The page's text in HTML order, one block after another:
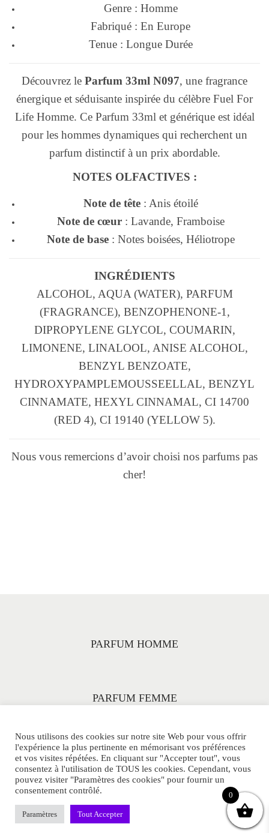
Genre : Homme
Fabriqué : En Europe
Tenue : Longue Durée
Découvrez le Parfum 33ml N097, une fragrance
énergique et séduisante inspirée du célèbre Fuel For
Life Homme. Ce Parfum 33ml et générique est idéal
pour les hommes dynamiques qui recherchent un
parfum distinctif à un prix abordable.
NOTES OLFACTIVES :
Note de tête: Anis étoilé
Note de cœur: Lavande, Framboise
Note de base: Notes boisées, Héliotrope
INGRÉDIENTS
ALCOHOL, AQUA (WATER), PARFUM
(FRAGRANCE), BENZOPHENONE-1,
DIPROPYLENE GLYCOL, COUMARIN,
LIMONENE, LINALOOL, ANISE ALCOHOL,
BENZYL BENZOATE,
HYDROXYPAMPLEMOUSSEELLAL, BENZYL
CINNAMATE, HEXYL CINNAMAL, CI 14700
(RED 4), CI 19140 (YELLOW 5).
Nous vous remercions d’avoir choisi nos parfums pas
cher!
PARFUM HOMME
PARFUM FEMME
© PARFUMS-33ML.COM Tous Droits Réservés.
POLITIQUE DE CONFIDENTIALITE
SITEMAP
CONTACT
MENTIONS LEGALES FAQ
Nous utilisons des cookies sur notre site Web pour vous offrir
l'expérience la plus pertinente en mémorisant vos préférences
et vos visites répétées. En cliquant sur "Accepter tout", vous
consentez à l'utilisation de TOUS les cookies. Cependant, vous
pouvez visiter "Paramètres des cookies" pour fournir un
consentement contrôlé.
Paramètres Tout Accepter
0